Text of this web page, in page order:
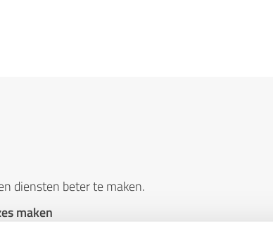
diensten beter te maken.
maken